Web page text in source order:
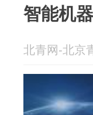
智能机
北青网-北京